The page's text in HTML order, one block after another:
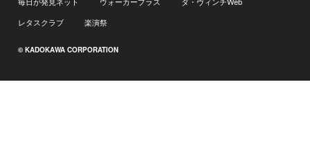
レタスクラブ
楽演祭
© KADOKAWA CORPORATION